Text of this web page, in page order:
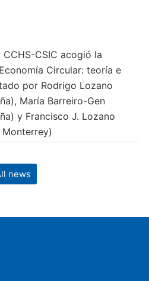
CSIC acogió la
Circular: teoría e
por Rodrigo Lozano
María Barreiro-Gen
y Francisco J. Lozano
news